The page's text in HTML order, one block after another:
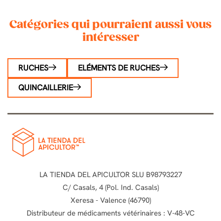
Catégories qui pourraient aussi vous
intéresser
RUCHES
ELÉMENTS DE RUCHES
QUINCAILLERIE
LA TIENDA DEL APICULTOR SLU B98793227
C/ Casals, 4 (Pol. Ind. Casals)
Xeresa - Valence (46790)
Distributeur de médicaments vétérinaires : V-48-VC